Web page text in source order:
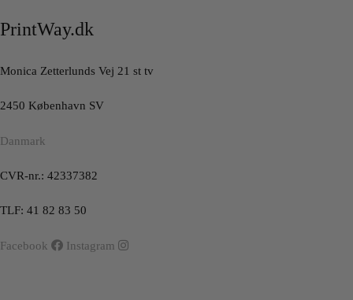
PrintWay.dk
Monica Zetterlunds Vej 21 st tv
2450 København SV
Danmark
CVR-nr.: 42337382
TLF: 41 82 83 50
Facebook Instagram